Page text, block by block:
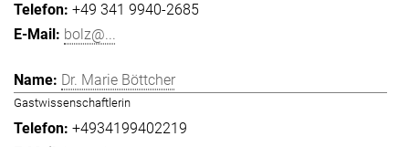
+49 341 9940-2685
bolz@...
Dr. Marie Böttcher
Gastwissenschaftlerin
+4934199402219